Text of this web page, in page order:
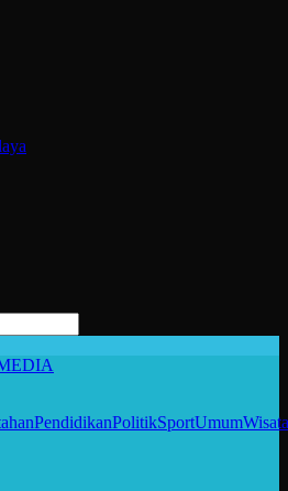
PendidikanPolitikSportUmumWisata